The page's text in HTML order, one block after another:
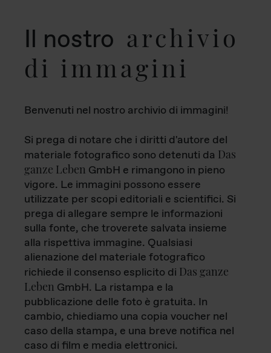
Il nostro archivio
di immagini
Benvenuti nel nostro archivio di immagini!
Si prega di notare che i diritti d'autore del
materiale fotografico sono detenuti da Das
ganze Leben GmbH e rimangono in pieno
vigore. Le immagini possono essere
utilizzate per scopi editoriali e scientifici. Si
prega di allegare sempre le informazioni
sulla fonte, che troverete salvata insieme
alla rispettiva immagine. Qualsiasi
alienazione del materiale fotografico
richiede il consenso esplicito di Das ganze
Leben GmbH. La ristampa e la
pubblicazione delle foto è gratuita. In
cambio, chiediamo una copia voucher nel
caso della stampa, e una breve notifica nel
caso di film e media elettronici.